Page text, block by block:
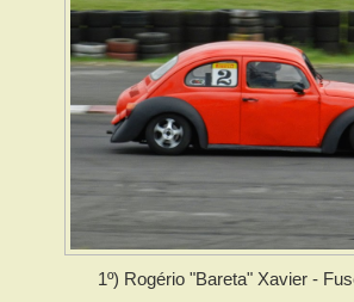
1º) Rogério "Bareta" Xavier -